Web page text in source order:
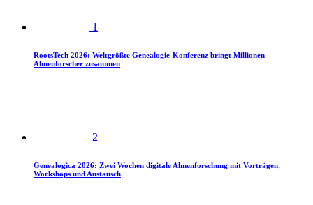
1
RootsTech 2026: Weltgrößte Genealogie-Konferenz bringt Millionen
Ahnenforscher zusammen
2
Genealogica 2026: Zwei Wochen digitale Ahnenforschung mit Vorträgen,
Workshops und Austausch